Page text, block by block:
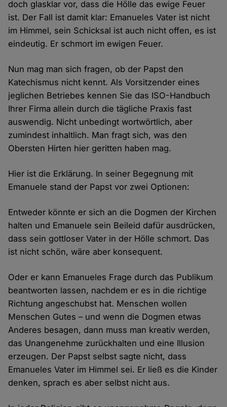
doch glasklar vor, dass die Hölle das ewige Feuer
ist. Der Fall ist damit klar: Emanueles Vater ist nicht
im Himmel, sein Schicksal ist auch nicht offen, es ist
eindeutig. Er schmort im ewigen Feuer.
Nun mag man sich fragen, ob der Papst den
Katechismus nicht kennt. Als Vorsitzender eines
jeglichen Betriebes kennen Sie das ISO-Handbuch
Ihrer Firma allein durch die tägliche Praxis fast
auswendig. Nicht unbedingt wortwörtlich, aber
zumindest inhaltlich. Man fragt sich, was den
Obersten Hirten hier geritten haben mag.
Hier ist die Erklärung. In seiner Begegnung mit
Emanuele stand der Papst vor zwei Optionen:
Entweder könnte er sich an die Dogmen der Kirchen
halten und Emanuele sein Beileid dafür ausdrücken,
dass sein gottloser Vater in der Hölle schmort. Das
ist nicht schön, wäre aber konsequent.
Oder er kann Emanueles Frage durch das Publikum
beantworten lassen, nachdem er es in die richtige
Richtung angeschubst hat. Menschen wollen
Menschen Gutes – und wenn die Dogmen etwas
Anderes besagen, dann muss man kreativ werden,
das Unangenehme zurückhalten und eine Illusion
erzeugen. Der Papst selbst sagte nicht, dass
Emanueles Vater im Himmel sei. Er ließ es die Kinder
denken, sprach es aber selbst nicht aus.